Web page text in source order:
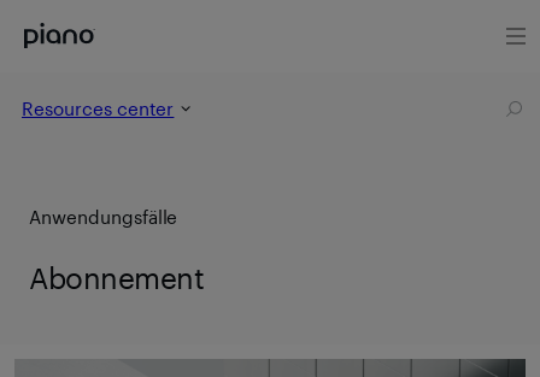
Resources center
Anwendungsfälle
Abonnement